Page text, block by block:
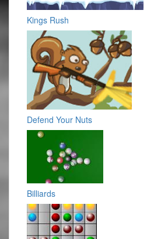
Kings Rush
Defend Your Nuts
Billiards